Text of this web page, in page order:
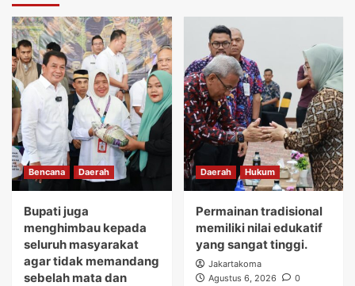
Bencana Daerah
Bupati juga
menghimbau kepada
seluruh masyarakat
agar tidak memandang
sebelah mata dan
Daerah Hukum
Permainan tradisional
memiliki nilai edukatif
yang sangat tinggi.
Jakartakoma
Agustus 6, 2026
0